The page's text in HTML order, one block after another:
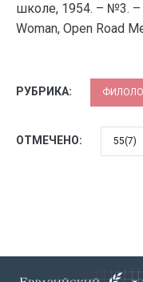
школе, 1954. – №3. –
Woman, Open Road
РУБРИКА:
ОТМЕЧЕНО: 55(7)